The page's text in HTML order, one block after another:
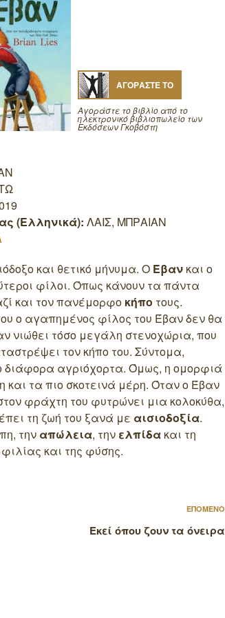
ΑΓΟΡΑΣΤΕ ΤΟ
Αγοράστε το βιβλίο από το
ηλεκτρονικό βιβλιοπωλείο των
Εκδόσεων Γκοβόστη
(Ελληνικά): ΛΑΙΣ, ΜΠΡΑΙΑΝ
και θετικό μήνυμα. Ο Έβαν και ο
φίλοι. Όπως κάνουν τα πάντα
και τον πανέμορφο κήπο τους.
ο αγαπημένος φίλος του Έβαν δεν θα
νιώθει τόσο μεγάλη στενοχώρια, που
τον κήπο του. Σύντομα,
διάφορα αγριόχορτα. Όμως, η ομορφιά
και τα πιο σκοτεινά μέρη. Όταν ο Έβαν
φράχτη του φυτρώνει μια κολοκύθα,
τη ζωή του ξανά με αισιοδοξία.
την απώλεια, την ελπίδα και τη
και της φύσης.
ΕΠΟΜΕΝΟ
Εκεί όπου ζουν τα όνειρα